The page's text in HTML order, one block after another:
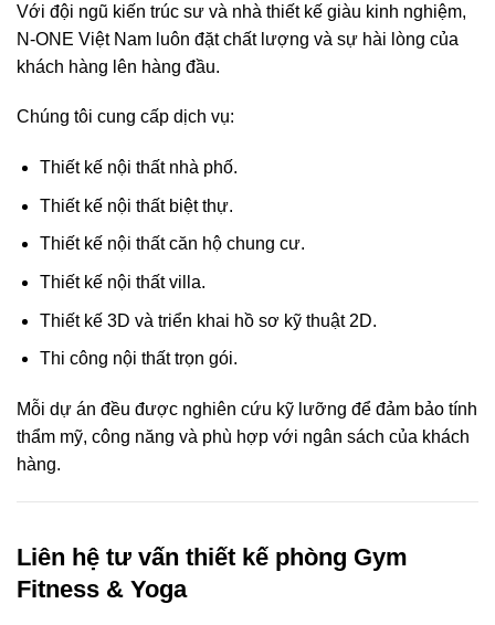
Với đội ngũ kiến trúc sư và nhà thiết kế giàu kinh nghiệm,
N-ONE Việt Nam luôn đặt chất lượng và sự hài lòng của
khách hàng lên hàng đầu.
Chúng tôi cung cấp dịch vụ:
Thiết kế nội thất nhà phố.
Thiết kế nội thất biệt thự.
Thiết kế nội thất căn hộ chung cư.
Thiết kế nội thất villa.
Thiết kế 3D và triển khai hồ sơ kỹ thuật 2D.
Thi công nội thất trọn gói.
Mỗi dự án đều được nghiên cứu kỹ lưỡng để đảm bảo tính
thẩm mỹ, công năng và phù hợp với ngân sách của khách
hàng.
Liên hệ tư vấn thiết kế phòng Gym
Fitness & Yoga